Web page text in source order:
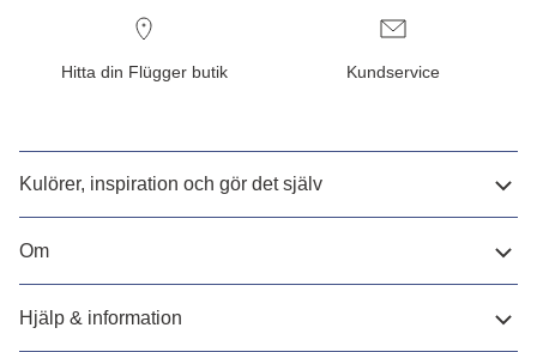
Hitta din Flügger butik Kundservice
Kulörer, inspiration och gör det själv
Om
Hjälp & information